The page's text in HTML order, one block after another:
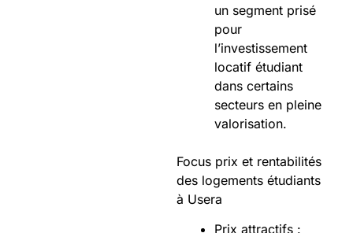
un segment prisé
pour
l’investissement
locatif étudiant
dans certains
secteurs en pleine
valorisation.
Focus prix et rentabilités
des logements étudiants
à Usera
Prix attractifs :